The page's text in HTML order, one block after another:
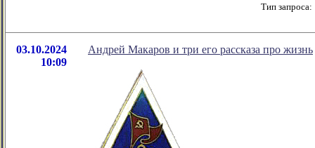
Тип запроса:
03.10.2024
10:09
Андрей Макаров и три его рассказа про жизнь